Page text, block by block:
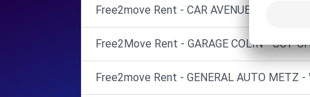
Free2move Rent - CAR AVENUE BAILLY -
Free2Move Rent - GARAGE COLIN - SCY-
Free2move Rent - GENERAL AUTO METZ -